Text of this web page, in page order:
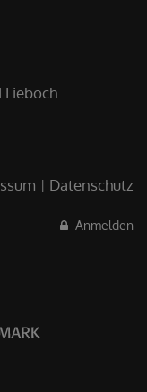
Lieboch
Datenschutz
Anmelden